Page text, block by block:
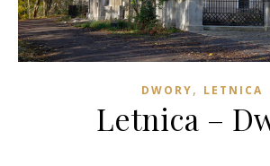
DWORY, LETNICA
Letnica –